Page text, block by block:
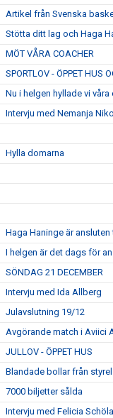
Artikel från Svenska
Stötta ditt lag och Haga
MÖT VÅRA COACHER
SPORTLOV - ÖPPET HUS
Nu i helgen hyllade vi våra
Intervju med Nemanja
Hylla domarna
Haga Haninge är
I helgen är det dags för
SÖNDAG 21 DECEMBER
Intervju med Ida Allberg
Julavslutning 19/12
Avgörande match i Aviici
JULLOV - ÖPPET HUS
Blandade bollar från
7000 biljetter sålda
Intervju med Felicia